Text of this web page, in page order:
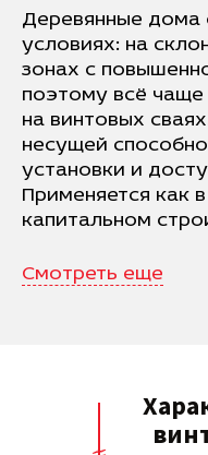
Деревянные дома
условиях: на
зонах с
поэтому всё
на винтовых
несущей
установки и
Применяется как
капитальном
Смотреть еще